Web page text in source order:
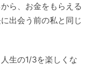
ら、お金をもらえる
出会う前の私と同じ
生の1/3を楽しくな